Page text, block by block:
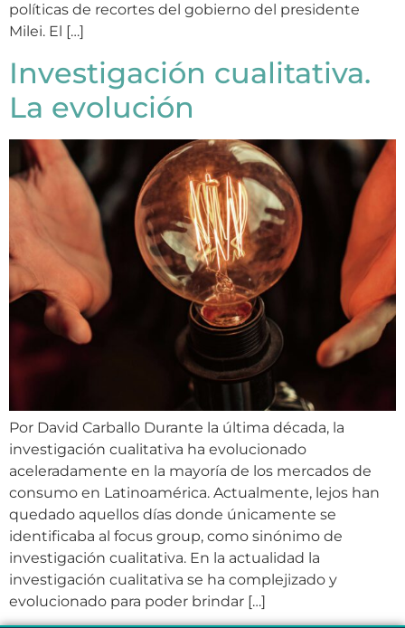
políticas de recortes del gobierno del presidente
Milei. El […]
Investigación cualitativa.
La evolución
Por David Carballo Durante la última década, la
investigación cualitativa ha evolucionado
aceleradamente en la mayoría de los mercados de
consumo en Latinoamérica. Actualmente, lejos han
quedado aquellos días donde únicamente se
identificaba al focus group, como sinónimo de
investigación cualitativa. En la actualidad la
investigación cualitativa se ha complejizado y
evolucionado para poder brindar […]